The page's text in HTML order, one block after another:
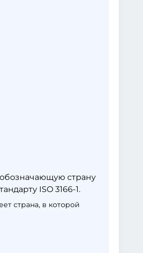
обозначающую страну
ISO 3166-1.
страна, в которой